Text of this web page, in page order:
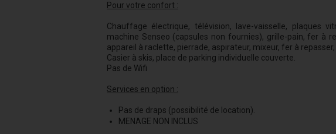
Pour votre confort :
Chauffage électrique, télévision, lave-vaisselle, plaques
machine Senseo (capsules non fournies), grille-pain, fer à
appareil à raclette, pierrade, aspirateur, mixeur, fer à repasser,
Casier à skis, place de parking individuelle couverte.
Pas de Wifi
Services en option :
Pas de draps (possibilité de location).
MENAGE NON INCLUS